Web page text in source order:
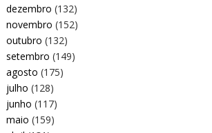
dezembro (132)
novembro (152)
outubro (132)
setembro (149)
agosto (175)
julho (128)
junho (117)
maio (159)